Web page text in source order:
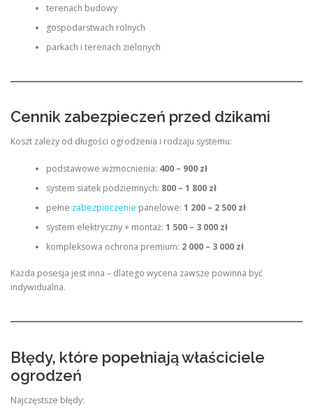
terenach budowy
gospodarstwach rolnych
parkach i terenach zielonych
Cennik zabezpieczeń przed dzikami
Koszt zależy od długości ogrodzenia i rodzaju systemu:
podstawowe wzmocnienia: 400 – 900 zł
system siatek podziemnych: 800 – 1 800 zł
pełne zabezpieczenie panelowe: 1 200 – 2 500 zł
system elektryczny + montaż: 1 500 – 3 000 zł
kompleksowa ochrona premium: 2 000 – 3 000 zł
Każda posesja jest inna – dlatego wycena zawsze powinna być
indywidualna.
Błędy, które popełniają właściciele
ogrodzeń
Najczęstsze błędy: